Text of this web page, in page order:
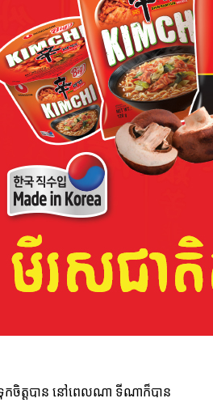
កចិត្តបាន នៅពេលណា ទីណាក៏បាន